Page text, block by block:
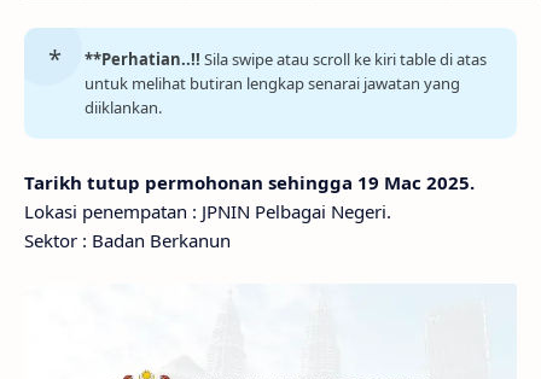
**Perhatian..!! Sila swipe atau scroll ke kiri table di atas
untuk melihat butiran lengkap senarai jawatan yang
diiklankan.
Tarikh tutup permohonan sehingga 19 Mac 2025.
Lokasi penempatan : JPNIN Pelbagai Negeri.
Sektor : Badan Berkanun